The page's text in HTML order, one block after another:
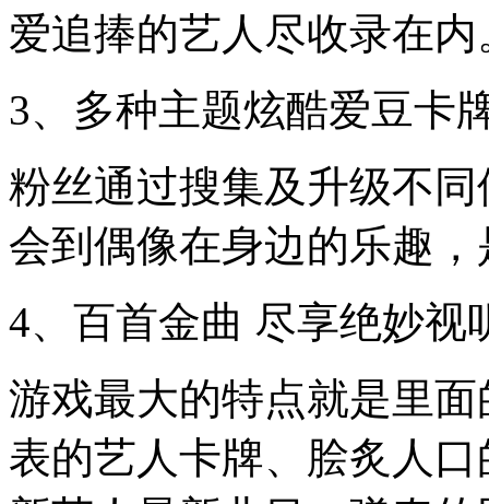
爱追捧的艺人尽收录在内
3、多种主题炫酷爱豆卡
粉丝通过搜集及升级不
会到偶像在身边的乐趣
4、百首金曲 尽享绝妙视
游戏最大的特点就是里
表的艺人卡牌、脍炙人